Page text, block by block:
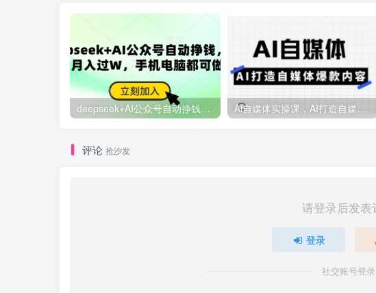
deepseek+AI公众号自动挣钱，轻松月入过W，手机电脑都可做 Ai自媒体实操课，AI打造自媒体爆款内容
评论 抢沙发
请登录后发表
登录
社交账号登录